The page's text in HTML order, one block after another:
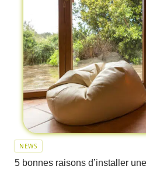
NEWS
5 bonnes raisons d’installer